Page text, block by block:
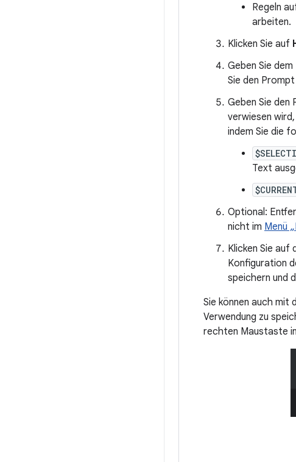
Regeln
arbeiten.
Klicken Sie auf
Geben Sie
Sie den
Geben Sie den
verwiesen
indem Sie die
Text
Optional:
nicht im Menü
Klicken Sie auf
Konfiguration
speichern und
Sie können auch mit
Verwendung zu
rechten Maustaste